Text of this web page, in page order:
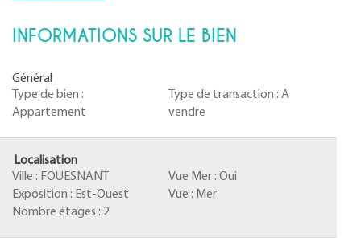
INFORMATIONS SUR LE BIEN
Général
Type de bien :
Appartement
Type de transaction : A
vendre
Localisation
Ville : FOUESNANT Vue Mer : Oui
Exposition : Est-Ouest Vue : Mer
Nombre étages : 2